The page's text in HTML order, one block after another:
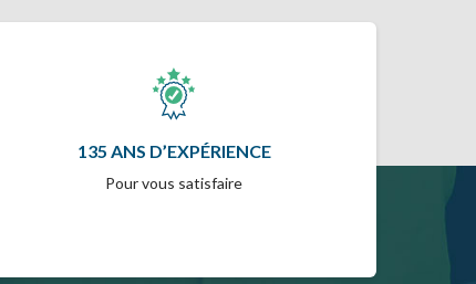
135 ANS D’EXPÉRIENCE
Pour vous satisfaire